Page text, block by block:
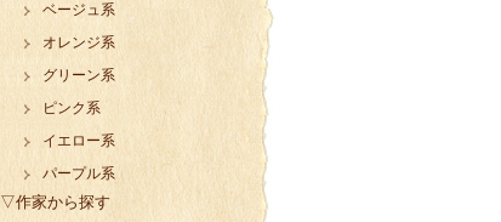
ベージュ系
オレンジ系
グリーン系
ピンク系
イエロー系
パープル系
▽作家から探す